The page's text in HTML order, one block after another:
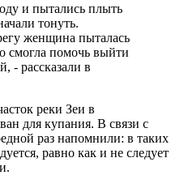
и пытались плыть
тонуть.
женщина пыталась
смогла помочь выйти
- рассказали в
реки Зеи в
для купания. В связи с
раз напомнили: в таких
равно как и не следует